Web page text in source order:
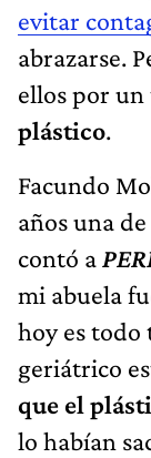
evitar
abrazarse.
ellos por
plástico.
Facundo
años una
contó a
mi abuela
hoy es todo
geriátrico
que el
lo habían